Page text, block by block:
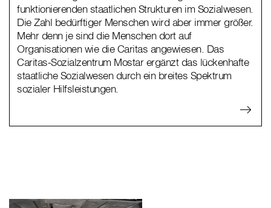
funktionierenden staatlichen Strukturen im Sozialwesen.
Die Zahl bedürftiger Menschen wird aber immer größer.
Mehr denn je sind die Menschen dort auf
Organisationen wie die Caritas angewiesen. Das
Caritas-Sozialzentrum Mostar ergänzt das lückenhafte
staatliche Sozialwesen durch ein breites Spektrum
sozialer Hilfsleistungen.